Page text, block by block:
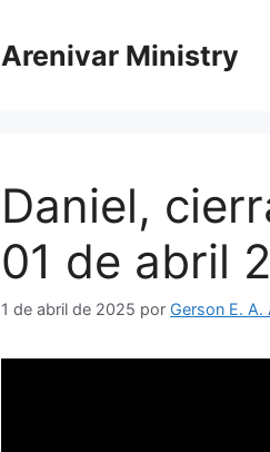
Arenivar Ministry
Daniel,
01 de abril
1 de abril de 2025 por Gerson E. A.